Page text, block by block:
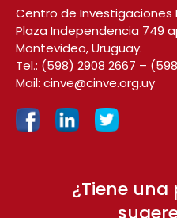
Centro de Investigaciones
Plaza Independencia 749
Montevideo, Uruguay.
Tel.: (598) 2908 2667 –
Mail: cinve@cinve.org.uy
¿Tiene